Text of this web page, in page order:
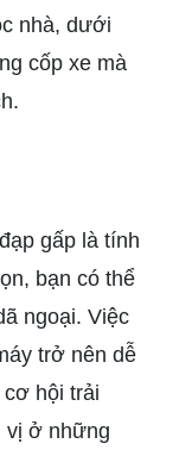
nhà, dưới
cốp xe mà
gấp là tính
bạn có thể
ngoại. Việc
trở nên dễ
hội trải
vị ở những